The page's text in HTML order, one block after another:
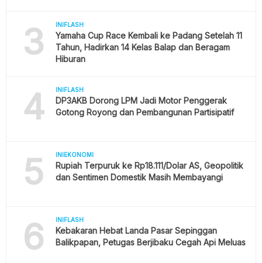
3 INIFLASH
Yamaha Cup Race Kembali ke Padang Setelah 11
Tahun, Hadirkan 14 Kelas Balap dan Beragam
Hiburan
4 INIFLASH
DP3AKB Dorong LPM Jadi Motor Penggerak
Gotong Royong dan Pembangunan Partisipatif
5 INIEKONOMI
Rupiah Terpuruk ke Rp18.111/Dolar AS, Geopolitik
dan Sentimen Domestik Masih Membayangi
6 INIFLASH
Kebakaran Hebat Landa Pasar Sepinggan
Balikpapan, Petugas Berjibaku Cegah Api Meluas